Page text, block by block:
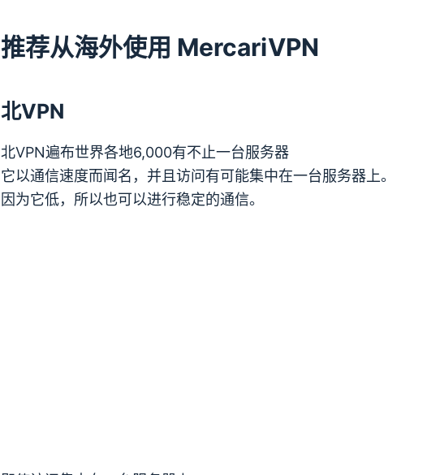
推荐从海外使用 MercariVPN
北VPN
北VPN遍布世界各地6,000有不止一台服务器
它以通信速度而闻名，并且访问有可能集中在一台服务器上。
因为它低，所以也可以进行稳定的通信。